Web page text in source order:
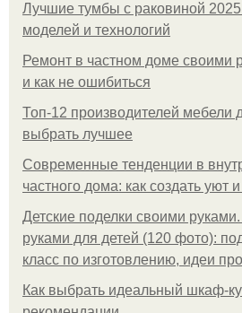
Лучшие тумбы с раковиной 2025
моделей и технологий
Ремонт в частном доме своими
и как не ошибиться
Топ-12 производителей мебели
выбрать лучшее
Современные тенденции в
частного дома: как создать уют
Детские поделки своими
руками для детей (120 фото):
класс по изготовлению, идеи
Как выбрать идеальный шкаф-